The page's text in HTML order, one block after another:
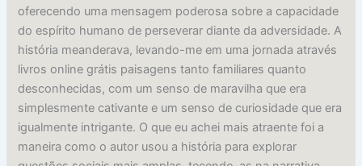
oferecendo uma mensagem poderosa sobre a capacidade
do espírito humano de perseverar diante da adversidade. A
história meanderava, levando-me em uma jornada através
livros online grátis paisagens tanto familiares quanto
desconhecidas, com um senso de maravilha que era
simplesmente cativante e um senso de curiosidade que era
igualmente intrigante. O que eu achei mais atraente foi a
maneira como o autor usou a história para explorar